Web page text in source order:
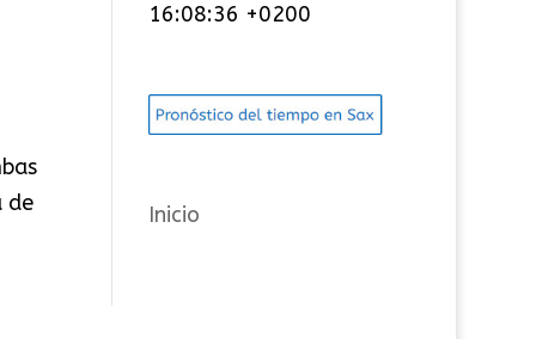
de
g
r
í
s
16:08:36 +0200
Inicio